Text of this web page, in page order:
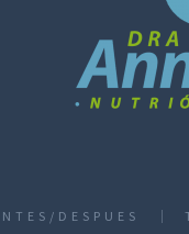
DESPUES